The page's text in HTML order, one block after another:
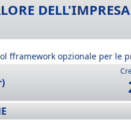
fframework opzionale per le